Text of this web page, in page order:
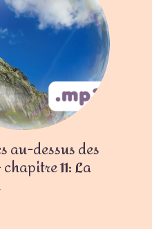
au-dessus des
11: La